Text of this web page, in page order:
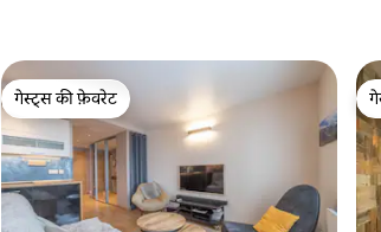
गेस्ट्स की फ़ेवरेट
गेस्ट्स की फ़ेवरेट